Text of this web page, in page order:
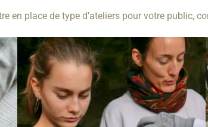
en place de type d’ateliers pour votre public,